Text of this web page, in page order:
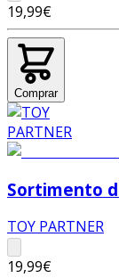
19,99€
Comprar
Sortimento
TOY PARTNER
19,99€